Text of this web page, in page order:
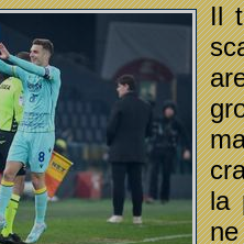
Il
la